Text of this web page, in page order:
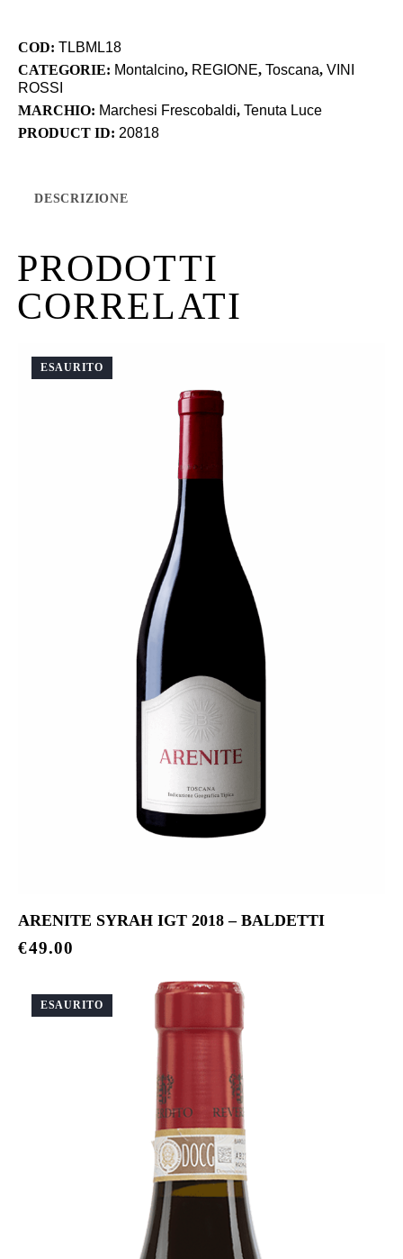
COD: TLBML18
CATEGORIE: Montalcino, REGIONE, Toscana, VINI
ROSSI
MARCHIO: Marchesi Frescobaldi, Tenuta Luce
PRODUCT ID: 20818
DESCRIZIONE
PRODOTTI
CORRELATI
ESAURITO
ARENITE SYRAH IGT 2018 – BALDETTI
€49.00
ESAURITO